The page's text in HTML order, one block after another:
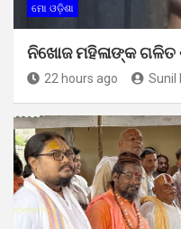
ମୋ ଓଡ଼ିଶା
ନିଖୋଜ ମହିଳାଙ୍କ ଗଳିତ
22 hours ago Sunil